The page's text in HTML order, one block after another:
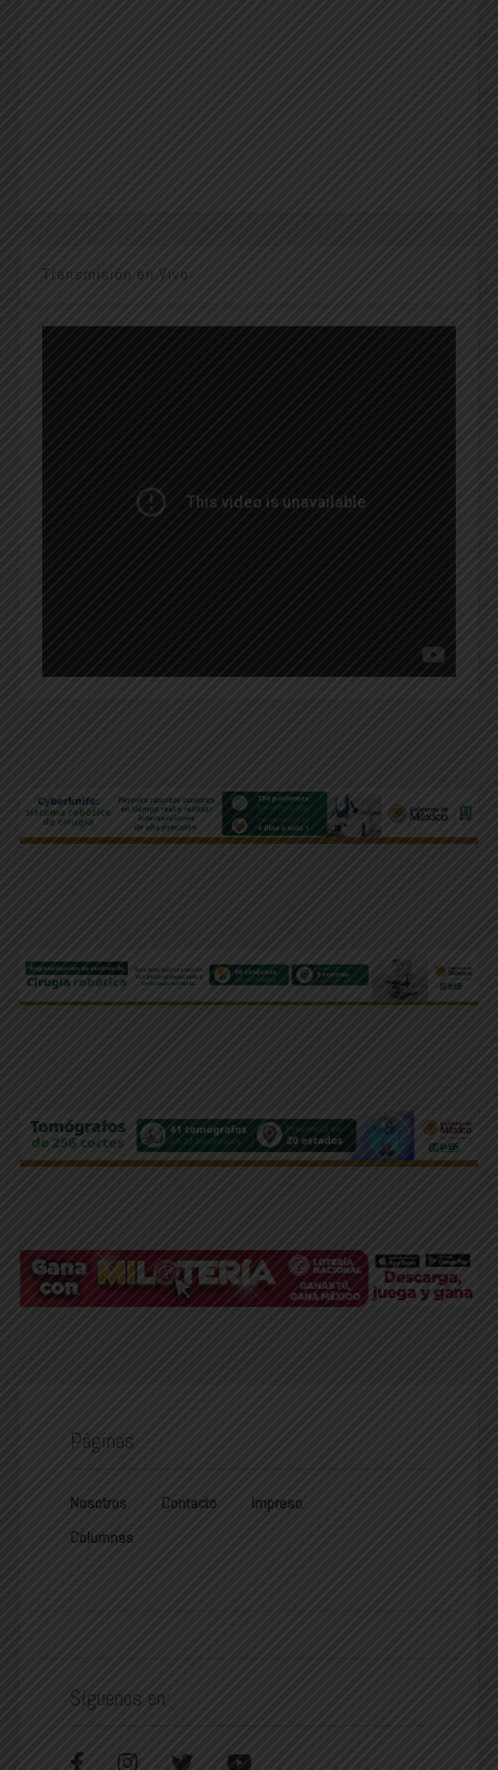
Transmisión en Vivo
Páginas
Nosotros Contacto
Impreso
Columnas
Síguenos en: